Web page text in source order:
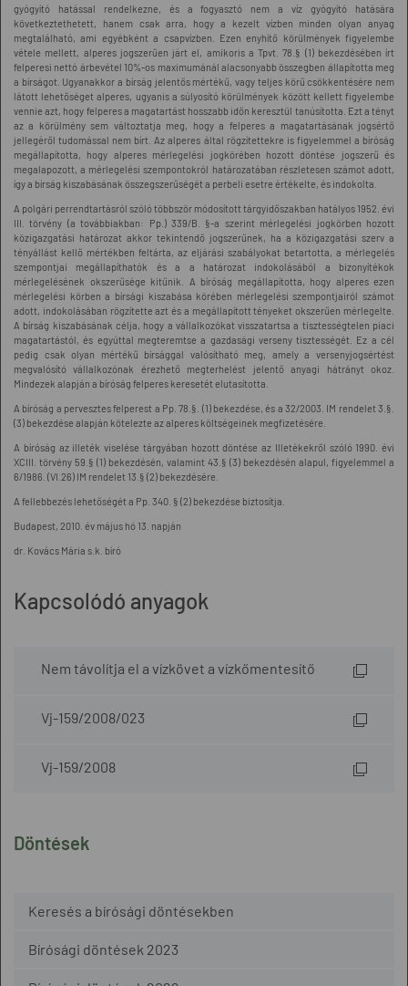
Döntések
Keresés a bírósági döntésekben
Bírósági döntések 2023
gyógyító hatással rendelkezne, és a fogyasztó nem a víz gyógyító hatására
következtethetett, hanem csak arra, hogy a kezelt vízben minden olyan anyag
megtalálható, ami egyébként a csapvízben. Ezen enyhítő körülmények figyelembe
vétele mellett, alperes jogszerűen járt el, amikoris a Tpvt. 78.§ (1) bekezdésében írt
felperesi nettó árbevétel 10%-os maximumánál alacsonyabb összegben állapította meg
a bírságot. Ugyanakkor a bírság jelentős mértékű, vagy teljes körű csökkentésére nem
látott lehetőséget alperes, ugyanis a súlyosító körülmények között kellett figyelembe
vennie azt, hogy felperes a magatartást hosszabb időn keresztül tanúsította. Ezt a tényt
az a körülmény sem változtatja meg, hogy a felperes a magatartásának jogsértő
jellegéről tudomással nem bírt. Az alperes által rögzítettekre is figyelemmel a bíróság
megállapította, hogy alperes mérlegelési jogkörében hozott döntése jogszerű és
megalapozott, a mérlegelési szempontokról határozatában részletesen számot adott,
így a bírság kiszabásának összegszerűségét a perbeli esetre értékelte, és indokolta.
A polgári perrendtartásról szóló többször módosított tárgyidőszakban hatályos 1952. évi
III. törvény (a továbbiakban: Pp.) 339/B. §-a szerint mérlegelési jogkörben hozott
közigazgatási határozat akkor tekintendő jogszerűnek, ha a közigazgatási szerv a
tényállást kellő mértékben feltárta, az eljárási szabályokat betartotta, a mérlegelés
szempontjai megállapíthatók és a a határozat indokolásából a bizonyítékok
mérlegelésének okszerűsége kitűnik. A bíróság megállapította, hogy alperes ezen
mérlegelési körben a bírsági kiszabása körében mérlegelési szempontjairól számot
adott, indokolásában rögzítette azt és a megállapított tényeket okszerűen mérlegelte.
A bírság kiszabásának célja, hogy a vállalkozókat visszatartsa a tisztességtelen piaci
magatartástól, és egyúttal megteremtse a gazdasági verseny tisztességét. Ez a cél
pedig csak olyan mértékű bírsággal valósítható meg, amely a versenyjogsértést
megvalósító vállalkozónak érezhető megterhelést jelentő anyagi hátrányt okoz.
Mindezek alapján a bíróság felperes keresetét elutasította.
A bíróság a pervesztes felperest a Pp. 78.§. (1) bekezdése, és a 32/2003. IM rendelet 3.§.
(3) bekezdése alapján kötelezte az alperes költségeinek megfizetésére.
A bíróság az illeték viselése tárgyában hozott döntése az Illetékekről szóló 1990. évi
XCIII. törvény 59.§ (1) bekezdésén, valamint 43.§ (3) bekezdésén alapul, figyelemmel a
6/1986. (VI.26) IM rendelet 13.§ (2) bekezdésére.
A fellebbezés lehetőségét a Pp. 340. § (2) bekezdése biztosítja.
Budapest, 2010. év május hó 13. napján
dr. Kovács Mária s.k. bíró
Kapcsolódó anyagok
Nem távolítja el a vízkövet a vízkőmentesítő
Vj-159/2008/023
Vj-159/2008